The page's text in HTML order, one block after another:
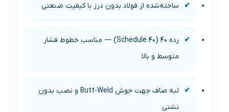
ساخته‌شده از فولاد بدون درز با کیفیت صنعتی
رده 40 (Schedule 40) — مناسب خطوط فشار
متوسط و بالا
لبه صاف جهت جوش Butt-Weld و نصب بدون
نشتی